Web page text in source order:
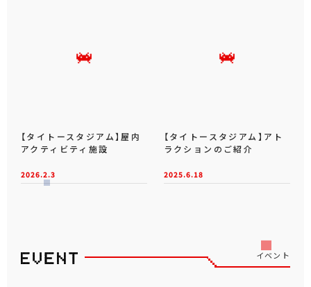
【タイトースタジアム】屋内
アクティビティ施設
2026.2.3
【タイトースタジアム】アト
ラクションのご紹介
2025.6.18
イベント